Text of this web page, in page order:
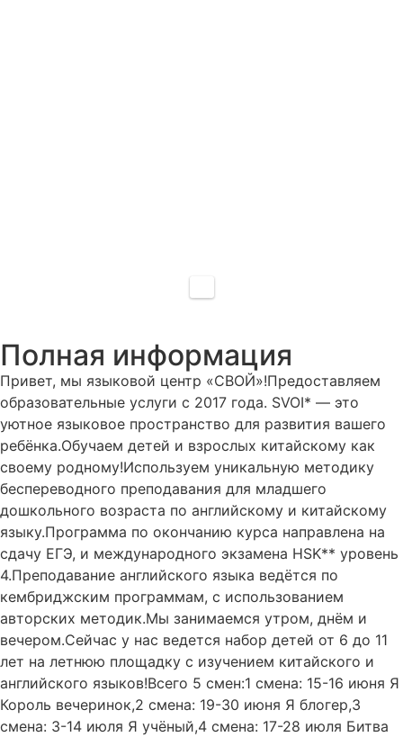
Полная информация
Привет, мы языковой центр «СВОЙ»!Предоставляем
образовательные услуги с 2017 года. SVOI* — это
уютное языковое пространство для развития вашего
ребёнка.Обучаем детей и взрослых китайскому как
своему родному!Используем уникальную методику
беспереводного преподавания для младшего
дошкольного возраста по английскому и китайскому
языку.Программа по окончанию курса направлена на
сдачу ЕГЭ, и международного экзамена HSK** уровень
4.Преподавание английского языка ведётся по
кембриджским программам, с использованием
авторских методик.Мы занимаемся утром, днём и
вечером.Сейчас у нас ведется набор детей от 6 до 11
лет на летнюю площадку с изучением китайского и
английского языков!Всего 5 смен:1 смена: 15-16 июня Я
Король вечеринок,2 смена: 19-30 июня Я блогер,3
смена: 3-14 июля Я учёный,4 смена: 17-28 июля Битва